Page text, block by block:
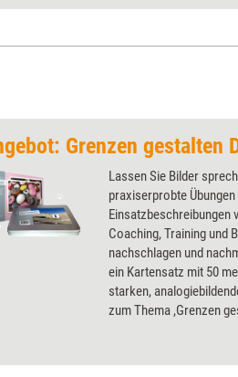
analog ins
Lassen Sie Bilder
praxiserprobte Übungen
Einsatzbeschreibungen
Coaching, Training und
nachschlagen und
ein Kartensatz mit 50
starken,
zum Thema ,Grenzen
Einsatzvorschlägen